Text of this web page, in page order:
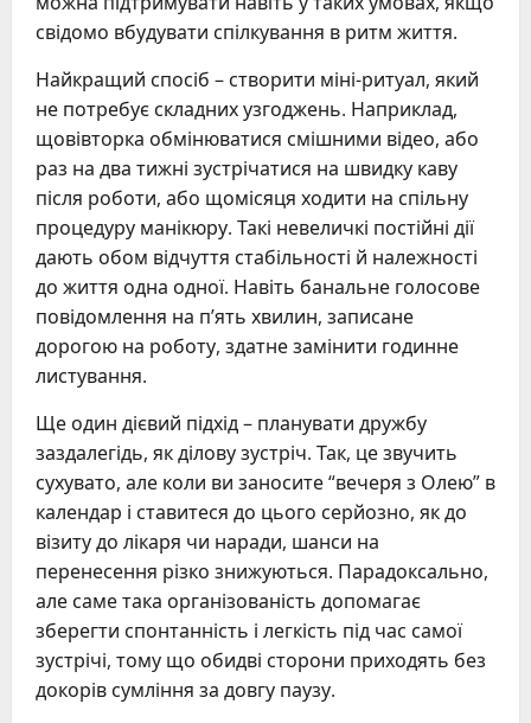
свідомо вбудувати спілкування в ритм життя.
Найкращий спосіб – створити міні-ритуал, який
не потребує складних узгоджень. Наприклад,
щовівторка обмінюватися смішними відео, або
раз на два тижні зустрічатися на швидку каву
після роботи, або щомісяця ходити на спільну
процедуру манікюру. Такі невеличкі постійні дії
дають обом відчуття стабільності й належності
до життя одна одної. Навіть банальне голосове
повідомлення на п’ять хвилин, записане
дорогою на роботу, здатне замінити годинне
листування.
Ще один дієвий підхід – планувати дружбу
заздалегідь, як ділову зустріч. Так, це звучить
сухувато, але коли ви заносите “вечеря з Олею” в
календар і ставитеся до цього серйозно, як до
візиту до лікаря чи наради, шанси на
перенесення різко знижуються. Парадоксально,
але саме така організованість допомагає
зберегти спонтанність і легкість під час самої
зустрічі, тому що обидві сторони приходять без
докорів сумління за довгу паузу.